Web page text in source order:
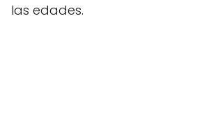
las edades.